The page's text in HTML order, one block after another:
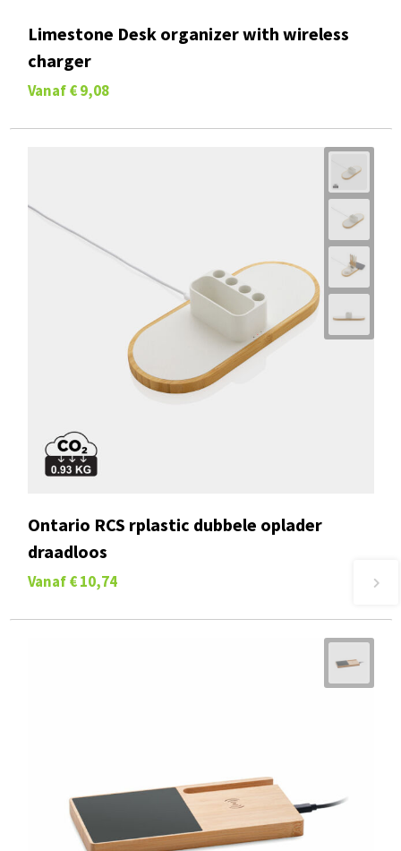
Limestone Desk organizer with wireless
charger
Vanaf € 9,08
Ontario RCS rplastic dubbele oplader
draadloos
Vanaf € 10,74